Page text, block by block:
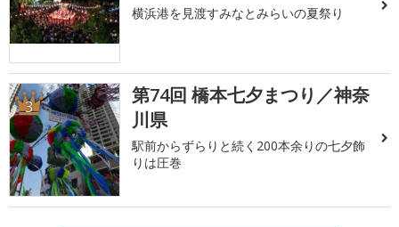
横浜港を見渡すみなとみらいの夏祭り
3
第74回 橋本七夕まつり／神奈
川県
駅前からずらりと続く200本余りの七夕飾
りは圧巻